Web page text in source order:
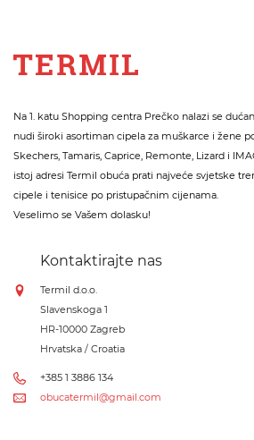
Na 1. katu Shopping centra Prečko nalazi se
nudi široki asortiman cipela za muškarce i žene
Skechers, Tamaris, Caprice, Remonte, Lizard i
istoj adresi Termil obuća prati najveće svjetske
cipele i tenisice po pristupačnim cijenama.
Veselimo se Vašem dolasku!
Kontaktirajte nas
Termil d.o.o.
Slavenskoga 1
HR-10000 Zagreb
Hrvatska / Croatia
+385 1 3886 134
obucatermil@gmail.com